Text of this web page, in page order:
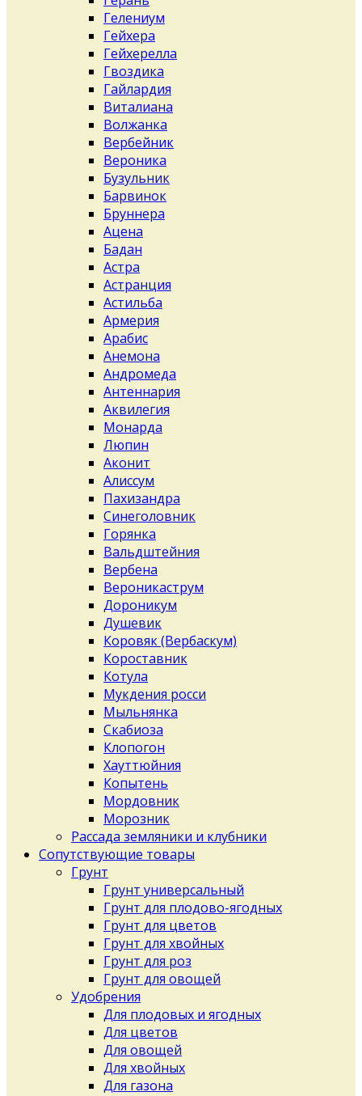
Гелениум
Гейхера
Гейхерелла
Гвоздика
Гайлардия
Виталиана
Волжанка
Вербейник
Вероника
Бузульник
Барвинок
Бруннера
Ацена
Бадан
Астра
Астранция
Астильба
Армерия
Арабис
Анемона
Андромеда
Антеннария
Аквилегия
Монарда
Люпин
Аконит
Алиссум
Пахизандра
Синеголовник
Горянка
Вальдштейния
Вербена
Вероникаструм
Дороникум
Душевик
Коровяк (Вербаскум)
Короставник
Котула
Мукдения росси
Мыльнянка
Скабиоза
Клопогон
Хауттюйния
Копытень
Мордовник
Морозник
Рассада земляники и клубники
Сопутствующие товары
Грунт
Грунт универсальный
Грунт для плодово-ягодных
Грунт для цветов
Грунт для хвойных
Грунт для роз
Грунт для овощей
Удобрения
Для плодовых и ягодных
Для цветов
Для овощей
Для хвойных
Для газона